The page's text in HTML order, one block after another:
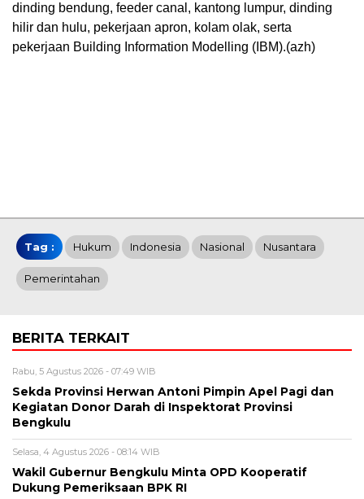
dinding bendung, feeder canal, kantong lumpur, dinding
hilir dan hulu, pekerjaan apron, kolam olak, serta
pekerjaan Building Information Modelling (IBM).(azh)
Tag : Hukum Indonesia Nasional Nusantara
Pemerintahan
BERITA TERKAIT
Rabu, 5 Agustus 2026 - 07:49 WIB
Sekda Provinsi Herwan Antoni Pimpin Apel Pagi dan
Kegiatan Donor Darah di Inspektorat Provinsi
Bengkulu
Selasa, 4 Agustus 2026 - 08:14 WIB
Wakil Gubernur Bengkulu Minta OPD Kooperatif
Dukung Pemeriksaan BPK RI